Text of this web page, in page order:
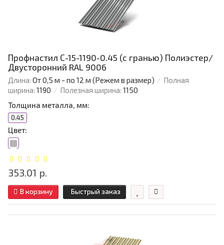
Профнастил С-15-1190-0.45 (с гранью) Полиэстер/
Двусторонний RAL 9006
Длина: От 0,5 м - по 12 м (Режем в размер)
Полная
ширина: 1190 Полезная ширина: 1150
Толщина металла, мм:
0.45
Цвет:
353.01 р.
В корзину Быстрый заказ